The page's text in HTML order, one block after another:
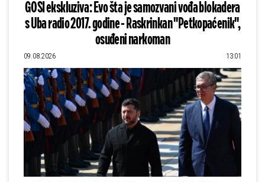
GOSI ekskluziva: Evo šta je samozvani vođa blokadera
s Uba radio 2017. godine - Raskrinkan "Petkopaćenik",
osuđeni narkoman
09.08.2026 13:01